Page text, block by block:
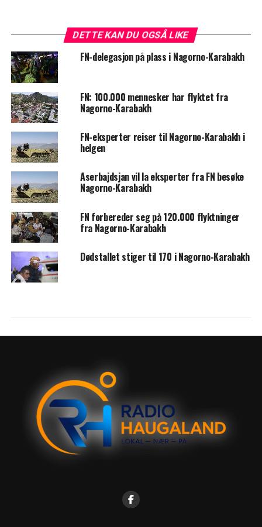
DETTE KAN DU OGSÅ LIKE
FN-delegasjon på plass i Nagorno-Karabakh
FN: 100.000 mennesker har flyktet fra
Nagorno-Karabakh
FN-eksperter reiser til Nagorno-Karabakh i
helgen
Aserbajdsjan vil la eksperter fra FN besøke
Nagorno-Karabakh
FN forbereder seg på 120.000 flyktninger
fra Nagorno-Karabakh
Dødstallet stiger til 170 i Nagorno-Karabakh